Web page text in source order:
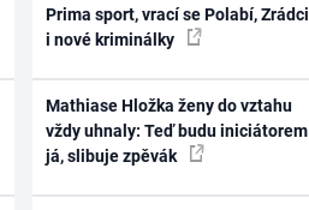
Prima sport, vrací se Polabí, Zrádci
i nové kriminálky
Mathiase Hložka ženy do vztahu
vždy uhnaly: Teď budu iniciátorem
já, slibuje zpěvák